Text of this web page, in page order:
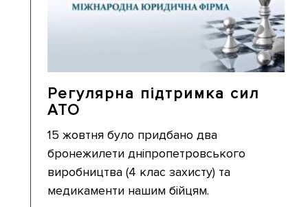
Регулярна підтримка сил
АТО
15 жовтня було придбано два
бронежилети дніпропетровського
виробництва (4 клас захисту) та
медикаменти нашим бійцям.